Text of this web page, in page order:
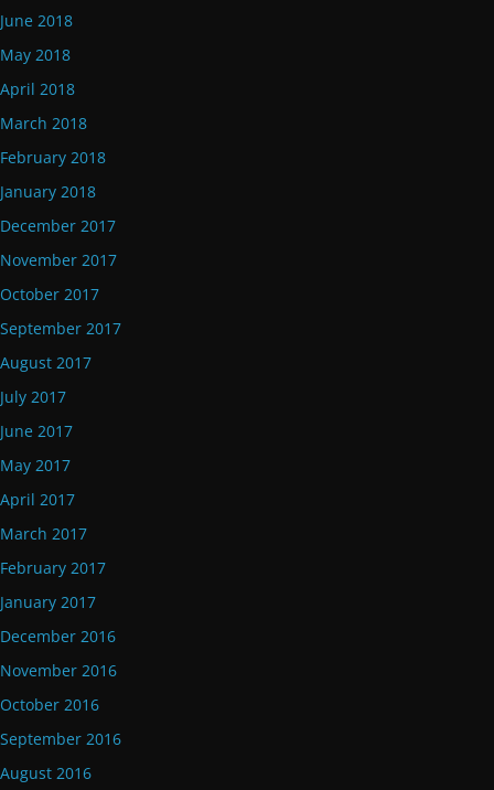
June 2018
May 2018
April 2018
March 2018
February 2018
January 2018
December 2017
November 2017
October 2017
September 2017
August 2017
July 2017
June 2017
May 2017
April 2017
March 2017
February 2017
January 2017
December 2016
November 2016
October 2016
September 2016
August 2016